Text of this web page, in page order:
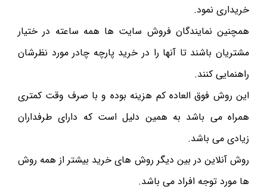
خریداری نمود.
همچنین نمایندگان فروش سایت ها همه ساعته در ختیار
مشتریان باشند تا آنها را در خرید پارچه چادر مورد نظرشان
راهنمایی کنند.
این روش فوق العاده کم هزینه بوده و با صرف وقت کمتری
همراه می باشد به همین دلیل است که دارای طرفداران
زیادی می باشد.
روش آنلاین در بین دیگر روش های خرید بیشتر از همه روش
ها مورد توجه افراد می باشد.